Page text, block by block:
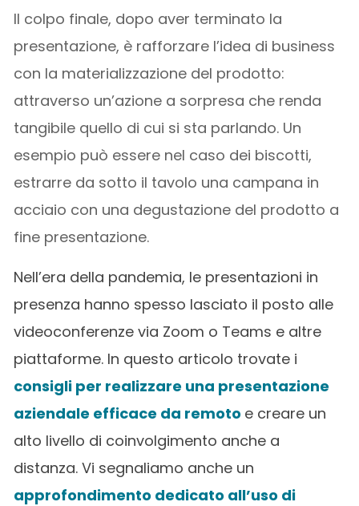
Il colpo finale, dopo aver terminato la
presentazione, è rafforzare l’idea di business
con la materializzazione del prodotto:
attraverso un’azione a sorpresa che renda
tangibile quello di cui si sta parlando. Un
esempio può essere nel caso dei biscotti,
estrarre da sotto il tavolo una campana in
acciaio con una degustazione del prodotto a
fine presentazione.
Nell’era della pandemia, le presentazioni in
presenza hanno spesso lasciato il posto alle
videoconferenze via Zoom o Teams e altre
piattaforme. In questo articolo trovate i
consigli per realizzare una presentazione
aziendale efficace da remoto e creare un
alto livello di coinvolgimento anche a
distanza. Vi segnaliamo anche un
approfondimento dedicato all’uso di